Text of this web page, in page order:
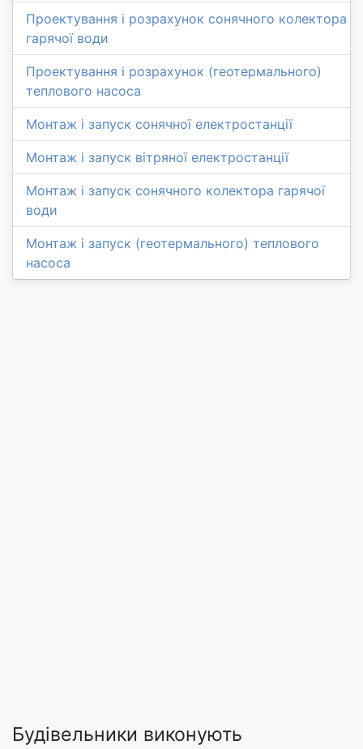
Проектування і розрахунок сонячного колектора
гарячої води
Проектування і розрахунок (геотермального)
теплового насоса
Монтаж і запуск сонячної електростанції
Монтаж і запуск вітряної електростанції
Монтаж і запуск сонячного колектора гарячої
води
Монтаж і запуск (геотермального) теплового
насоса
Будівельники виконують